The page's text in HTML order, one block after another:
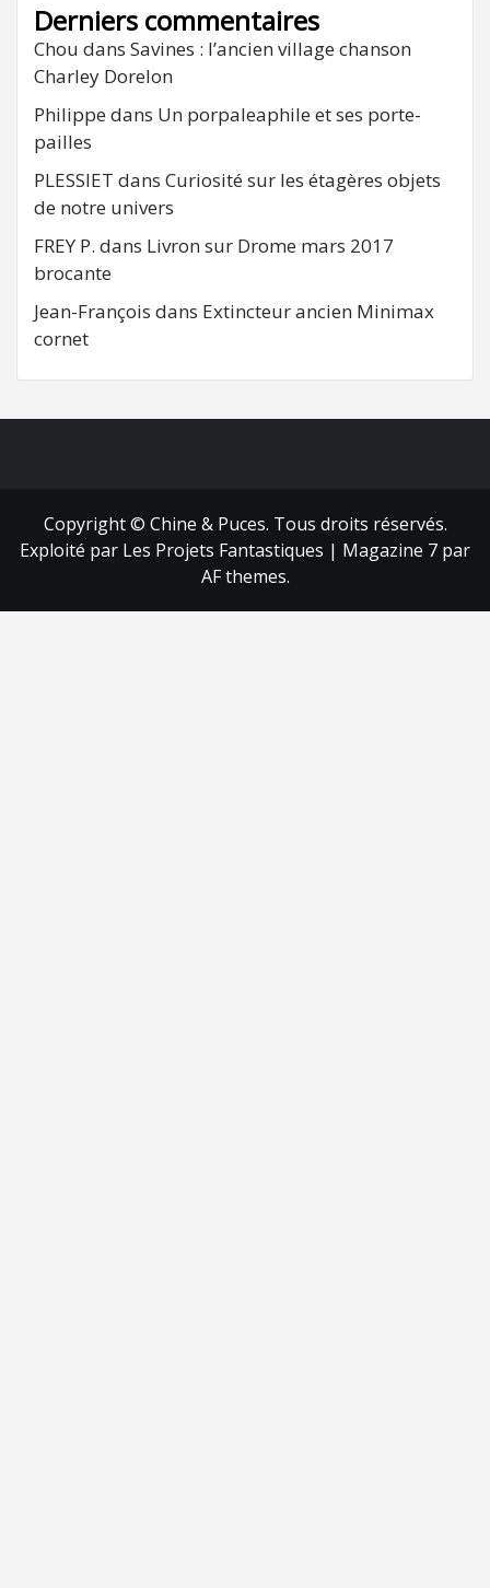
Derniers commentaires
Chou dans Savines : l’ancien village chanson
Charley Dorelon
Philippe dans Un porpaleaphile et ses porte-
pailles
PLESSIET dans Curiosité sur les étagères objets
de notre univers
FREY P. dans Livron sur Drome mars 2017
brocante
Jean-François dans Extincteur ancien Minimax
cornet
Copyright © Chine & Puces. Tous droits réservés.
Exploité par Les Projets Fantastiques | Magazine 7 par
AF themes.